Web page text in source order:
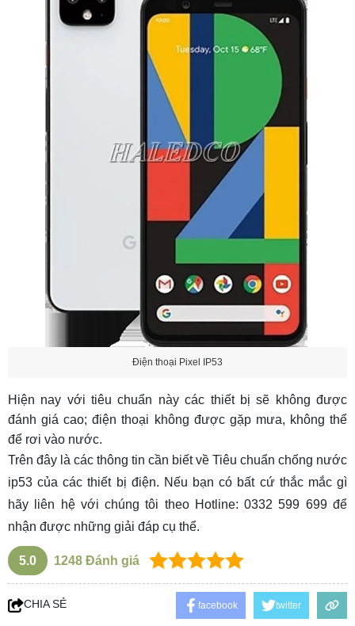
Điện thoại Pixel IP53
Hiện nay với tiêu chuẩn này các thiết bị sẽ không được
đánh giá cao; điện thoại không được gặp mưa, không thể
để rơi vào nước.
Trên đây là các thông tin cần biết về Tiêu chuẩn chống nước
ip53 của các thiết bị điện. Nếu bạn có bất cứ thắc mắc gì
hãy liên hệ với chúng tôi theo Hotline: 0332 599 699 để
nhận được những giải đáp cụ thể.
5.0 1248 Đánh giá
CHIA SẺ facebook twitter